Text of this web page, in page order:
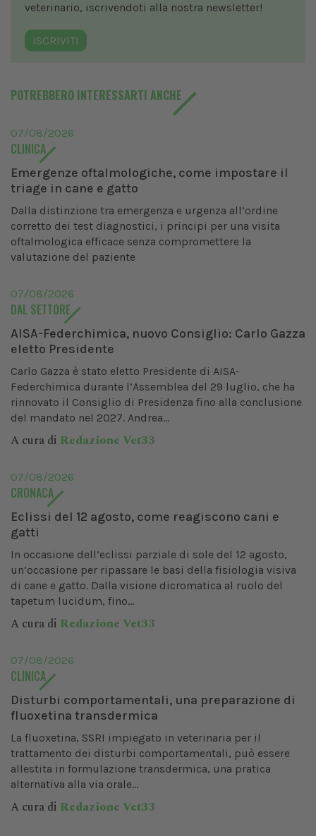
veterinario, iscrivendoti alla nostra newsletter!
ISCRIVITI
POTREBBERO INTERESSARTI ANCHE
07/08/2026
CLINICA
Emergenze oftalmologiche, come impostare il
triage in cane e gatto
Dalla distinzione tra emergenza e urgenza all’ordine
corretto dei test diagnostici, i principi per una visita
oftalmologica efficace senza compromettere la
valutazione del paziente
07/08/2026
DAL SETTORE
AISA-Federchimica, nuovo Consiglio: Carlo Gazza
eletto Presidente
Carlo Gazza è stato eletto Presidente di AISA-
Federchimica durante l’Assemblea del 29 luglio, che ha
rinnovato il Consiglio di Presidenza fino alla conclusione
del mandato nel 2027. Andrea...
A cura di Redazione Vet33
07/08/2026
CRONACA
Eclissi del 12 agosto, come reagiscono cani e
gatti
In occasione dell’eclissi parziale di sole del 12 agosto,
un’occasione per ripassare le basi della fisiologia visiva
di cane e gatto. Dalla visione dicromatica al ruolo del
tapetum lucidum, fino...
A cura di Redazione Vet33
07/08/2026
CLINICA
Disturbi comportamentali, una preparazione di
fluoxetina transdermica
La fluoxetina, SSRI impiegato in veterinaria per il
trattamento dei disturbi comportamentali, può essere
allestita in formulazione transdermica, una pratica
alternativa alla via orale...
A cura di Redazione Vet33